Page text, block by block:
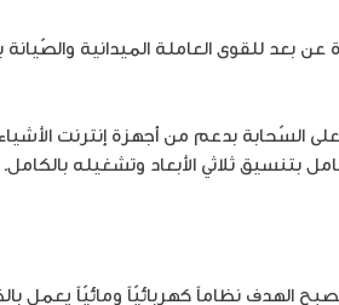
عن بعد للقوى العاملة الميدانية
بدعم من أجهزة إنترنت
بتنسيق ثلاثي الأبعاد وتشغيله بالكامل.
الهدف نظاماً كهربائيّاً ومائيّاً يعمل